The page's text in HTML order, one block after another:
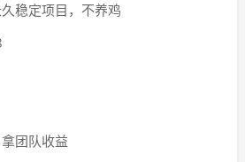
稳定项目，不养鸡
团队收益